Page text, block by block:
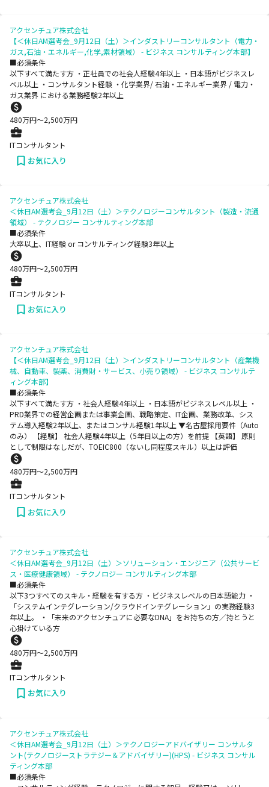
アクセンチュア株式会社
【＜休日AM選考会_9月12日（土）＞インダストリーコンサルタント（電力・
ガス,石油・エネルギー,化学,素材領域） - ビジネス コンサルティング本部】
■必須条件
以下すべて満たす方 ・正社員での社会人経験4年以上 ・日本語がビジネスレ
ベル以上 ・コンサルタント経験 ・化学業界/ 石油・エネルギー業界 / 電力・
ガス業界 における業務経験2年以上
480万円〜2,500万円
ITコンサルタント
お気に入り
アクセンチュア株式会社
＜休日AM選考会_9月12日（土）＞テクノロジーコンサルタント（製造・流通
領域） - テクノロジー コンサルティング本部
■必須条件
大卒以上、IT経験 or コンサルティング経験3年以上
480万円〜2,500万円
ITコンサルタント
お気に入り
アクセンチュア株式会社
【＜休日AM選考会_9月12日（土）＞インダストリーコンサルタント（産業機
械、自動車、製薬、消費財・サービス、小売り領域） - ビジネス コンサルテ
ィング本部】
■必須条件
以下すべて満たす方 ・社会人経験4年以上 ・日本語がビジネスレベル以上 ・
PRD業界での経営企画または事業企画、戦略策定、IT企画、業務改革、シス
テム導入経験2年以上、またはコンサル経験1年以上 ▼名古屋採用要件（Auto
のみ） 【経験】 社会人経験4年以上（5年目以上の方）を前提 【英語】 原則
として制限はなしだが、TOEIC800（ないし同程度スキル）以上は評価
480万円〜2,500万円
ITコンサルタント
お気に入り
アクセンチュア株式会社
＜休日AM選考会_9月12日（土）＞ソリューション・エンジニア（公共サービ
ス・医療健康領域） - テクノロジー コンサルティング本部
■必須条件
以下3つすべてのスキル・経験を有する方 ・ビジネスレベルの日本語能力 ・
「システムインテグレーション/クラウドインテグレーション」の実務経験3
年以上。 ・「未来のアクセンチュアに必要なDNA」をお持ちの方／持とうと
心掛けている方
480万円〜2,500万円
ITコンサルタント
お気に入り
アクセンチュア株式会社
＜休日AM選考会_9月12日（土）＞テクノロジーアドバイザリー コンサルタ
ント(テクノロジーストラテジー＆アドバイザリー)(HPS) - ビジネス コンサル
ティング本部
■必須条件